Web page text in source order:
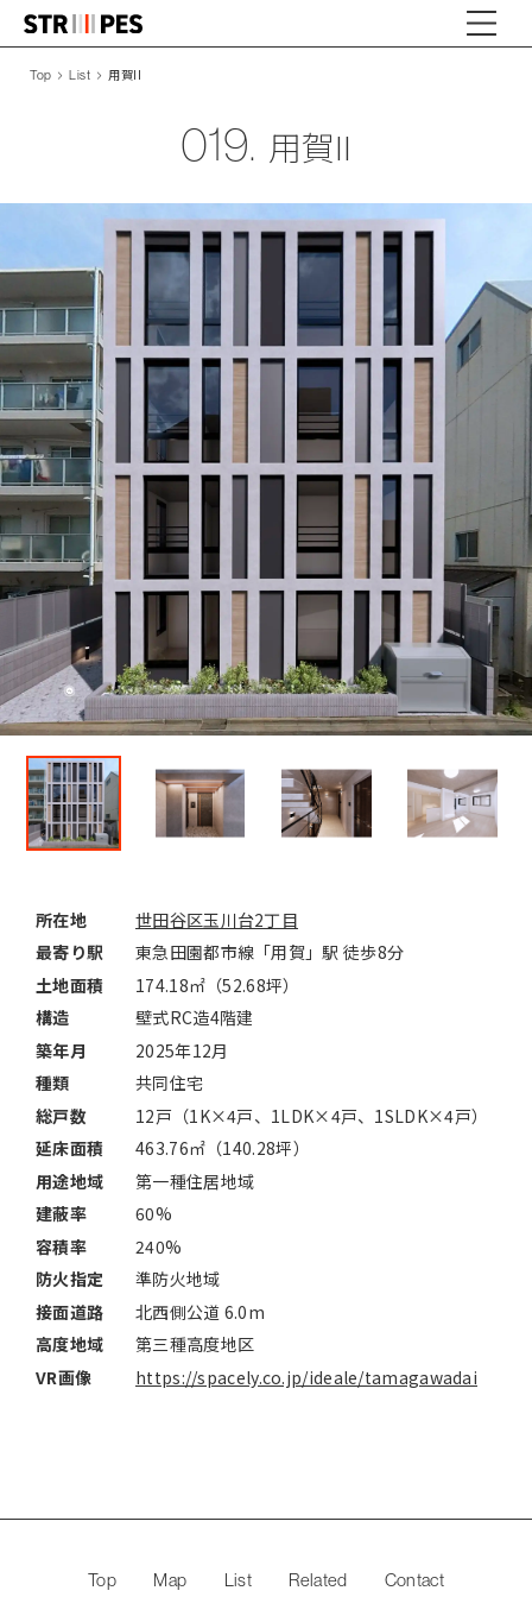
Top List 用賀II
019. 用賀II
所在地
世田谷区玉川台2丁目
最寄り駅
東急田園都市線「用賀」駅 徒歩8分
土地面積
174.18㎡（52.68坪）
構造
壁式RC造4階建
築年月
2025年12月
種類
共同住宅
総戸数
12戸（1K×4戸、1LDK×4戸、1SLDK×4戸）
延床面積
463.76㎡（140.28坪）
用途地域
第一種住居地域
建蔽率
60%
容積率
240%
防火指定
準防火地域
接面道路
北西側公道 6.0m
高度地域
第三種高度地区
VR画像
https://spacely.co.jp/ideale/tamagawadai
Top Map List Related Contact